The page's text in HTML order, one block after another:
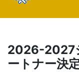
2026-2027
ートナー決